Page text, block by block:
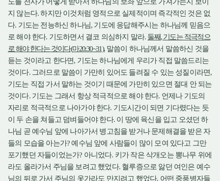
지 않는다.하지만 이것처럼 영적으로 실제적이며 즉각적인 것은 없
다. 기도는 전능하신 하나님, 기도에 응답해주시는 하나님께 믿음으
로 해야 한다. 기도하면서 결코 의심하지 말라. 둘째,기도는 적극적으
로 해야 한다는 것이다(마20:30~31). 말씀이 하나님께서 말씀하신 것을
듣는 것이라고 한다면, 기도는 하나님에게 우리가 직접 말씀드리는
것이다. 그러므로 말씀이 가만히 있어도 들려질 수 있는 성질이라면,
기도는 직접 가서 말하는 것이기 때문에 가만히 있으면 절대 안 되는
것이다. 기도는 그래서 항상 적극적으로 해야 한다. 언제나 기도의
자리로 적극적으로 나아가야 한다. 기도시간이 되면 기다렸다는 듯
이 두 손을 쳐들고 덤벼들어야 한다. 이 땅에 육신을 입고 오셨던 하
나님 곧 예수님 앞에 나아가서 병고침을 받거나 문제해결을 받은 자
들의 모습을 아는가? 예수님 앞에 사람들이 많이 모여 있다고 그만
포기했던 자들이었는가? 아니었다. 키가 작은 삭개오는 뽕나무 위에
라도 올라가서 주님을 보려고 했었다. 혈루증으로 앓던 여인은 예수
님의 뒤로 가서 주님의 옷가라도 만지려고 했었다. 어떤 중풍병자들